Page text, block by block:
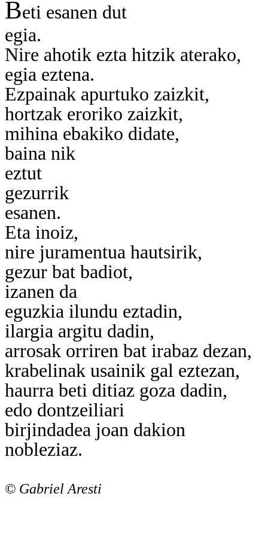
Beti esanen dut
egia.
Nire ahotik ezta hitzik aterako,
egia eztena.
Ezpainak apurtuko zaizkit,
hortzak eroriko zaizkit,
mihina ebakiko didate,
baina nik
eztut
gezurrik
esanen.
Eta inoiz,
nire juramentua hautsirik,
gezur bat badiot,
izanen da
eguzkia ilundu eztadin,
ilargia argitu dadin,
arrosak orriren bat irabaz dezan,
krabelinak usainik gal eztezan,
haurra beti ditiaz goza dadin,
edo dontzeiliari
birjindadea joan dakion
nobleziaz.
© Gabriel Aresti